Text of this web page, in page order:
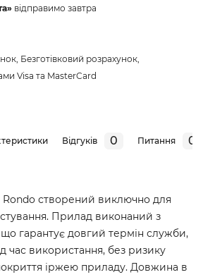
відправимо завтра
Безготівковий розрахунок,
Visa та MasterCard
Відгуків 0 Питання 0
Rondo створений виключно для
Прилад виконаний з
що гарантує довгий термін служби,
час використання, без ризику
іржею приладу. Довжина в